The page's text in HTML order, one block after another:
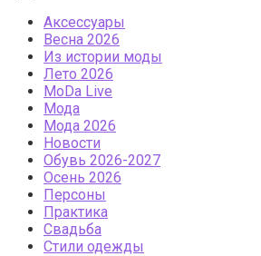
Аксессуары
Весна 2026
Из истории моды
Лето 2026
МоDа Live
Мода
Мода 2026
Новости
Обувь 2026-2027
Осень 2026
Персоны
Практика
Свадьба
Стили одежды